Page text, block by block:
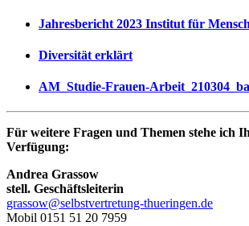
Jahresbericht 2023 Institut für
Diversität erklärt
AM_Studie-Frauen-
Für weitere Fragen und Themen stehe ich
Verfügung:
Andrea Grassow
stell. Geschäftsleiterin
grassow@selbstvertretung-thueringen.de
Mobil 0151 51 20 7959